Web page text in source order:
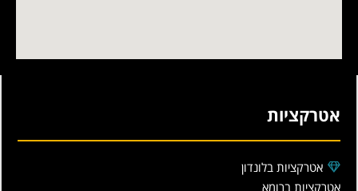
אטרקציות
אטרקציות בלונדון
אטרקציות ברומא